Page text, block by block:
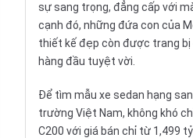
sự sang trọng, đẳng cấp với
cạnh đó, những đứa con của
thiết kế đẹp còn được trang bị
hàng đầu tuyệt vời.
Để tìm mẫu xe sedan hạng
trường Việt Nam, không khó
C200 với giá bán chỉ từ 1,499